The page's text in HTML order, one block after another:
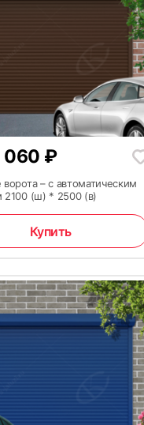
060 ₽
– с автоматическим
2100 (ш) * 2500 (в)
Купить